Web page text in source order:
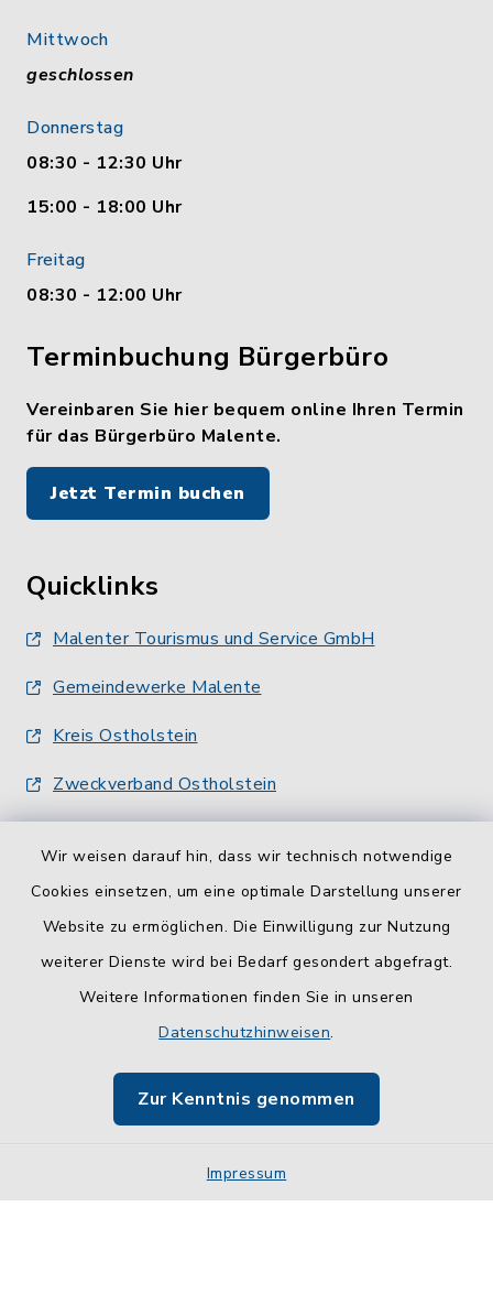
Wir weisen darauf hin, dass wir technisch notwendige
Cookies einsetzen, um eine optimale Darstellung unserer
Website zu ermöglichen. Die Einwilligung zur Nutzung
weiterer Dienste wird bei Bedarf gesondert abgefragt.
Weitere Informationen finden Sie in unseren
Datenschutzhinweisen.
Zur Kenntnis genommen
Impressum
Mittwoch
geschlossen
Donnerstag
08:30 - 12:30 Uhr
15:00 - 18:00 Uhr
Freitag
08:30 - 12:00 Uhr
Terminbuchung Bürgerbüro
Vereinbaren Sie hier bequem online Ihren Termin
für das Bürgerbüro Malente.
Jetzt Termin buchen
Quicklinks
Malenter Tourismus und Service GmbH
Gemeindewerke Malente
Kreis Ostholstein
Zweckverband Ostholstein
Barrierefreiheit
Impressum
Sitemap